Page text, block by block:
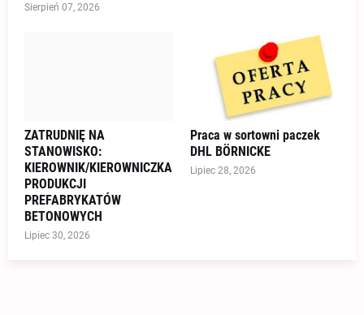
Sierpień 07, 2026
ZATRUDNIĘ NA
STANOWISKO:
KIEROWNIK/KIEROWNICZKA
PRODUKCJI
PREFABRYKATÓW
BETONOWYCH
Lipiec 30, 2026
Praca w sortowni paczek
DHL BÖRNICKE
Lipiec 28, 2026